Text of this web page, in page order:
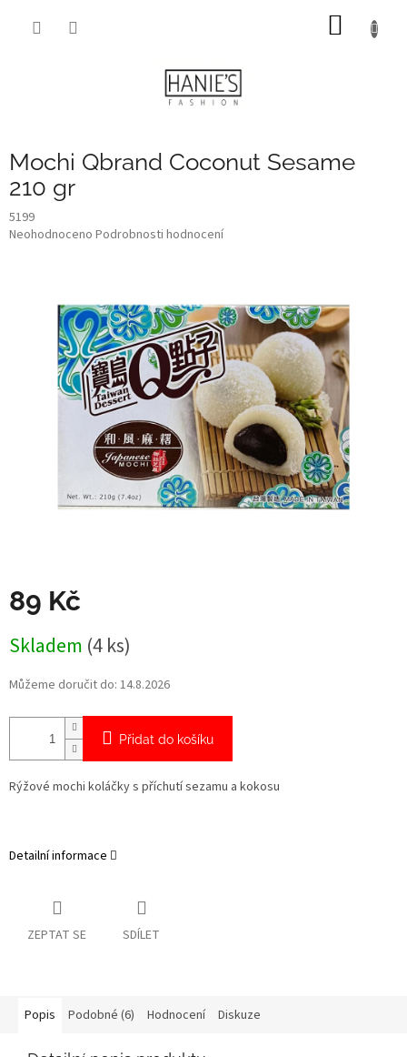
Mochi Qbrand Coconut Sesame
210 gr
5199
Průměrné
hvězdiček.
Neohodnoceno Podrobnosti hodnocení
89 Kč
cena:
Skladem (4 ks)
Můžeme doručit do: 14.8.2026
Přidat do košíku
Rýžové mochi koláčky s příchutí sezamu a kokosu
Detailní informace
ZEPTAT SE SDÍLET
Popis Podobné (6) Hodnocení Diskuze